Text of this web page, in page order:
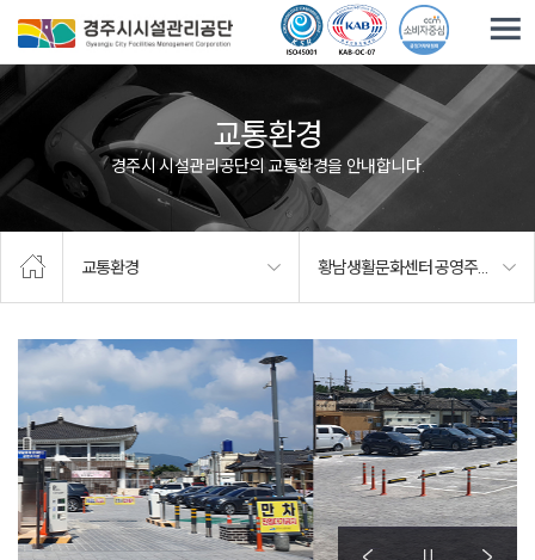
교통환경
경주시 시설관리공단의 교통환경을 안내합니다.
교통환경 황남생활문화센터 공영주차장